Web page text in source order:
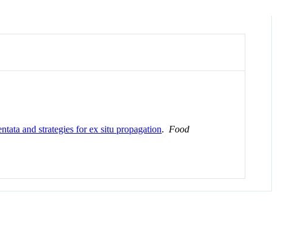
and strategies for ex situ propagation. Food